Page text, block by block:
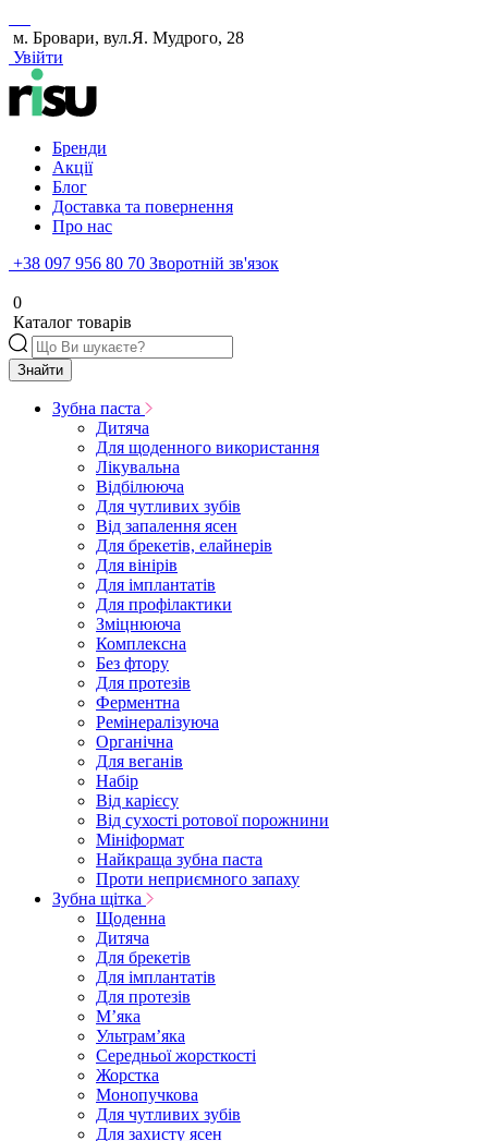
м. Бровари, вул.Я. Мудрого, 28
Увійти
Бренди
Акції
Блог
Доставка та повернення
Про нас
+38 097 956 80 70 Зворотній зв'язок
0
Каталог товарів
Знайти
Зубна паста
Дитяча
Для щоденного використання
Лікувальна
Відбілююча
Для чутливих зубів
Від запалення ясен
Для брекетів, елайнерів
Для вінірів
Для імплантатів
Для профілактики
Зміцнююча
Комплексна
Без фтору
Для протезів
Ферментна
Ремінералізуюча
Органічна
Для веганів
Набір
Від карієсу
Від сухості ротової порожнини
Мініформат
Найкраща зубна паста
Проти неприємного запаху
Зубна щітка
Щоденна
Дитяча
Для брекетів
Для імплантатів
Для протезів
Мʼяка
Ультрамʼяка
Середньої жорсткості
Жорстка
Монопучкова
Для чутливих зубів
Для захисту ясен